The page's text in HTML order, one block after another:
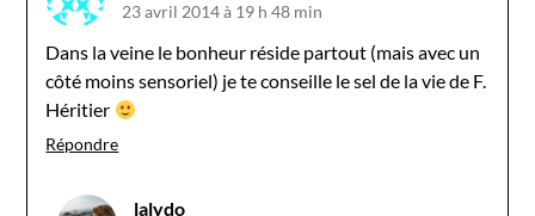
23 avril 2014 à 19 h 48 min
Dans la veine le bonheur réside partout (mais avec un
côté moins sensoriel) je te conseille le sel de la vie de F.
Héritier
Répondre
lalydo